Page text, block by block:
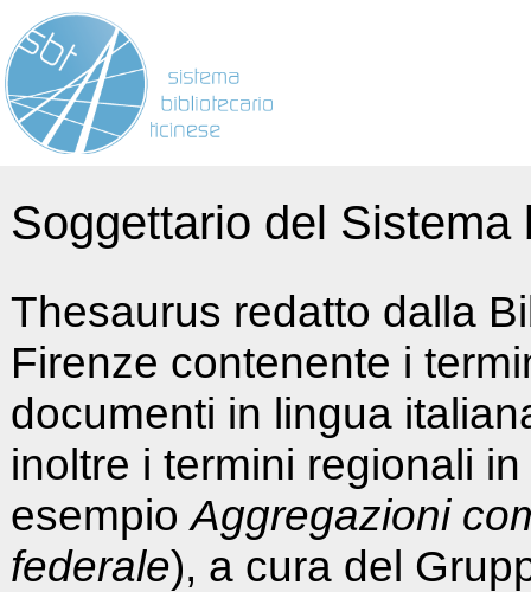
Soggettario del
Thesaurus redatto dalla
Firenze contenente i
documenti in lingua
inoltre i termini regionali
esempioAggregazioni
federale), a cura del